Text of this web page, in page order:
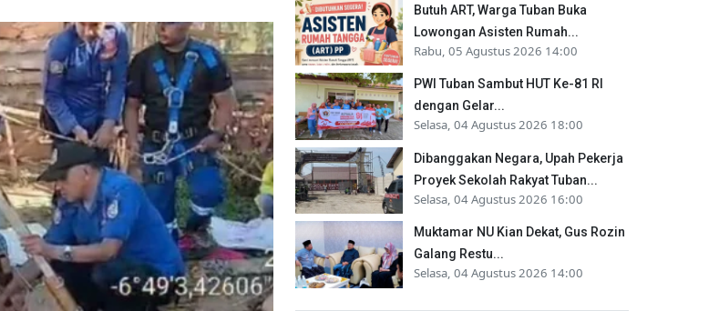
Butuh ART, Warga Tuban Buka
Lowongan Asisten Rumah...
Rabu, 05 Agustus 2026 14:00
PWI Tuban Sambut HUT Ke-81 RI
dengan Gelar...
Selasa, 04 Agustus 2026 18:00
Dibanggakan Negara, Upah Pekerja
Proyek Sekolah Rakyat Tuban...
Selasa, 04 Agustus 2026 16:00
Muktamar NU Kian Dekat, Gus Rozin
Galang Restu...
Selasa, 04 Agustus 2026 14:00